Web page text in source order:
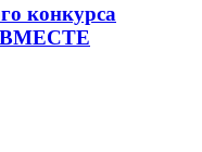
конкурса
«ВМЕСТЕ